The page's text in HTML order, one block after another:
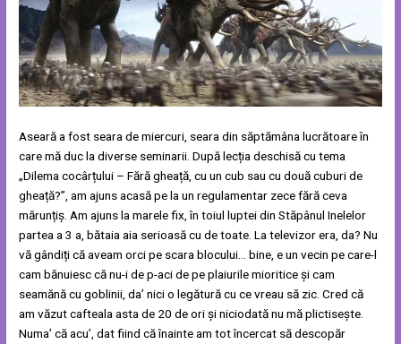
Aseară a fost seara de miercuri, seara din săptămâna lucrătoare în
care mă duc la diverse seminarii. După lecția deschisă cu tema
„Dilema cocârțului – Fără gheață, cu un cub sau cu două cuburi de
gheață?”, am ajuns acasă pe la un regulamentar zece fără ceva
mărunțiș. Am ajuns la marele fix, în toiul luptei din Stăpânul Inelelor
partea a 3 a, bătaia aia serioasă cu de toate. La televizor era, da? Nu
vă gândiți că aveam orci pe scara blocului… bine, e un vecin pe care-l
cam bănuiesc că nu-i de p-aci de pe plaiurile mioritice și cam
seamănă cu goblinii, da’ nici o legătură cu ce vreau să zic. Cred că
am văzut cafteala asta de 20 de ori și niciodată nu mă plictisește.
Numa’ că acu’, dat fiind că înainte am tot încercat să descopăr